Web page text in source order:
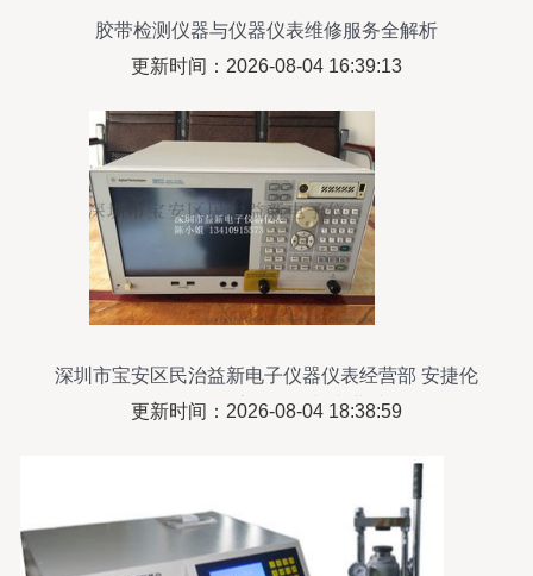
胶带检测仪器与仪器仪表维修服务全解析
更新时间：2026-08-04 16:39:13
深圳市宝安区民治益新电子仪器仪表经营部 安捷伦
E5071C/E5071B高价回收与专业维修服务
更新时间：2026-08-04 18:38:59